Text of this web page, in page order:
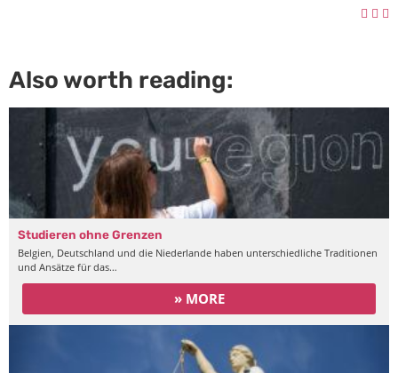
Also worth reading:
Studieren ohne Grenzen
Belgien, Deutschland und die Niederlande haben unterschiedliche Traditionen
und Ansätze für das…
» MORE